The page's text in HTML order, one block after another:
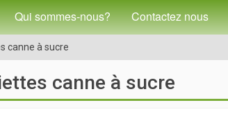
Qui sommes-nous? Contactez nous
canne à sucre
canne à sucre